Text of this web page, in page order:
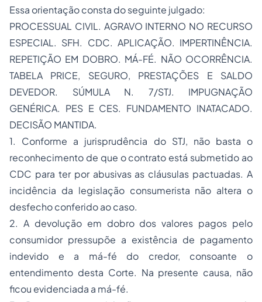
Essa orientação consta do seguinte julgado:
PROCESSUAL CIVIL. AGRAVO INTERNO NO RECURSO
ESPECIAL. SFH. CDC. APLICAÇÃO. IMPERTINÊNCIA.
REPETIÇÃO EM DOBRO. MÁ-FÉ. NÃO OCORRÊNCIA.
TABELA PRICE, SEGURO, PRESTAÇÕES E SALDO
DEVEDOR. SÚMULA N. 7/STJ. IMPUGNAÇÃO
GENÉRICA. PES E CES. FUNDAMENTO INATACADO.
DECISÃO MANTIDA.
1. Conforme a jurisprudência do STJ, não basta o
reconhecimento de que o contrato está submetido ao
CDC para ter por abusivas as cláusulas pactuadas. A
incidência da legislação consumerista não altera o
desfecho conferido ao caso.
2. A devolução em dobro dos valores pagos pelo
consumidor pressupõe a existência de pagamento
indevido e a má-fé do credor, consoante o
entendimento desta Corte. Na presente causa, não
ficou evidenciada a má-fé.